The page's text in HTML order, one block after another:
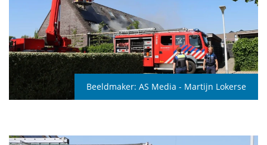
Beeldmaker: AS Media - Martijn Lokerse